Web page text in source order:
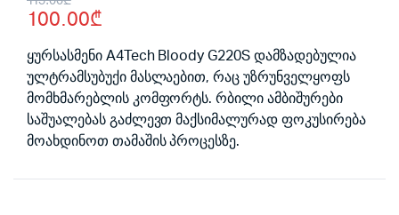
price
was:
115.00₾.
100.00₾
price
is:
100.00₾.
ყურსასმენი A4Tech Bloody G220S დამზადებულია
ულტრამსუბუქი მასლაებით, რაც უზრუნველყოფს
მომხმარებლის კომფორტს. რბილი ამბიშურები
საშუალებას გაძლევთ მაქსიმალურად ფოკუსირება
მოახდინოთ თამაშის პროცესზე.